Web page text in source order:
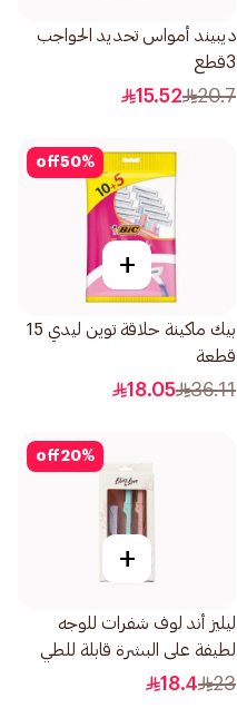
ديبيند أمواس تحديد الحواجب
3قطع
20.7
15.52
50%
off
+
بيك ماكينة حلاقة توين ليدي 15
قطعة
36.11
18.05
20%
off
+
ليليز أند لوف شفرات للوجه
لطيفة على البشرة قابلة للطي
1صندوق
23
18.4